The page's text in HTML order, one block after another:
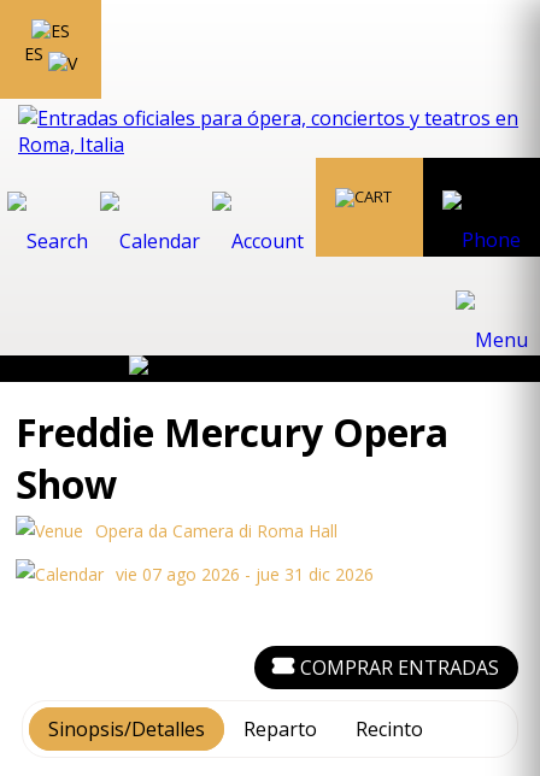
ES
Freddie Mercury Opera
Show
Opera da Camera di Roma Hall
vie 07 ago 2026 - jue 31 dic 2026
Sinopsis/Detalles Reparto Recinto
COMPRAR ENTRADAS